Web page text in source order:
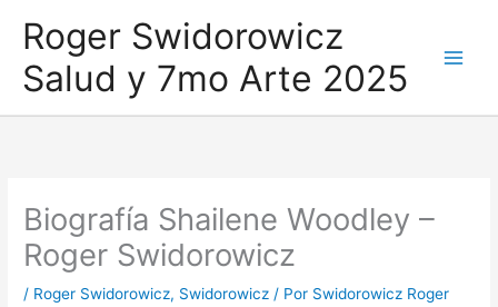
contenido
Roger Swidorowicz
Salud y 7mo Arte 2025
Biografía Shailene Woodley –
Roger Swidorowicz
/ Roger Swidorowicz, Swidorowicz / Por Swidorowicz Roger